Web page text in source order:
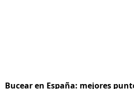
Bucear en España: mejores